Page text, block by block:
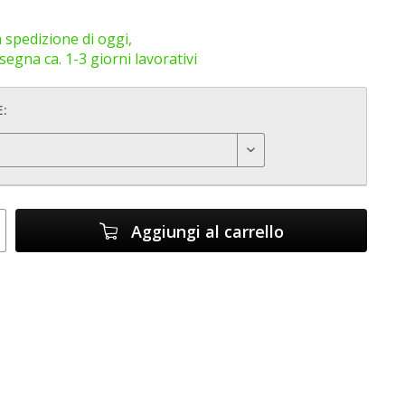
di oggi,
ca. 1-3 giorni lavorativi
Aggiungi al carrello